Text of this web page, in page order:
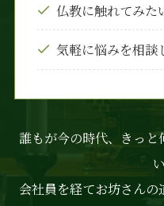
仏教に触れてみた
気軽に悩みを相談
誰もが今の時代、きっ
会社員を経てお坊さんの